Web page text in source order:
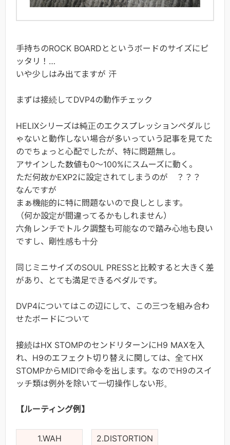
手持ちのROCK BOARDとというボードのサイズにピ
ッタリ！…
いや少しはみ出てますが 汗
まずは接続してDVP4の動作チェック
HELIXシリーズは純正のエクスプレッションペダルじ
ゃないと動作しない場合が多いっていう記事を見てた
のでちょっと心配でしたが、特に問題無し。
アサインした数値も0～100%にスムーズに動く。
ただ何故かEXP2に設定されてしまうのが ？？？
なんですが
まぁ機能的に特に問題ないので良しとします。
（何か設定が間違ってるかもしれません）
六角レンチでトルク調整も可能なので踏み心地も良い
ですし、剛性感も十分
同じミニサイズのSOUL PRESSと比較すると大きく差
があり、とても満足できるペダルです。
DVP4についてはこの辺にして、この三つを組み合わ
せたボードについて
接続はHX STOMPのセンドリターンにH9 MAXを入
れ、H9のエフェクト切り替えに関しては、全てHX
STOMPからMIDIで命令を出します。なのでH9のスイ
ッチ類は例外を除いて一切操作しない形。
【ルーティング例】
1.WAH 2.DISTORTION